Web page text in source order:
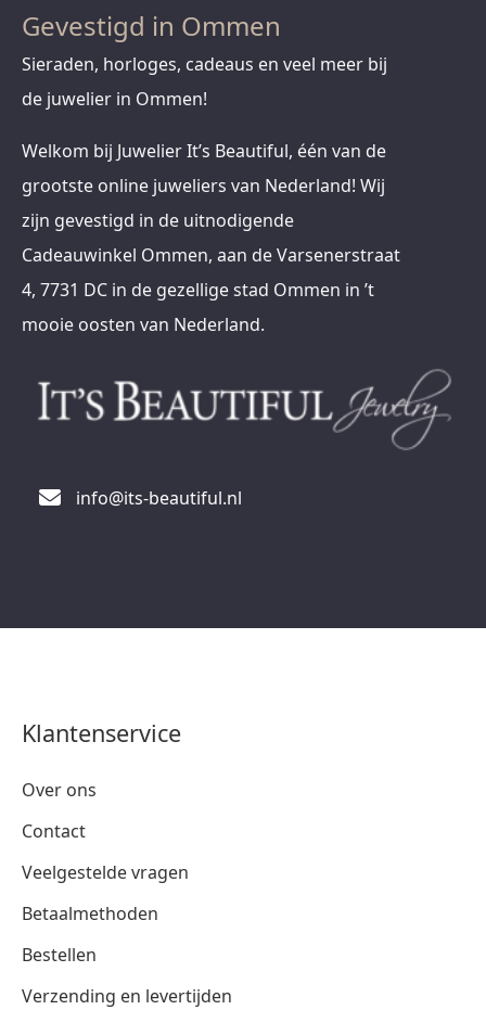
Gevestigd in Ommen
Sieraden, horloges, cadeaus en veel meer bij
de juwelier in Ommen!
Welkom bij Juwelier It’s Beautiful, één van de
grootste online juweliers van Nederland! Wij
zijn gevestigd in de uitnodigende
Cadeauwinkel Ommen, aan de Varsenerstraat
4, 7731 DC in de gezellige stad Ommen in ’t
mooie oosten van Nederland.
info@its-beautiful.nl
Klantenservice
Over ons
Contact
Veelgestelde vragen
Betaalmethoden
Bestellen
Verzending en levertijden